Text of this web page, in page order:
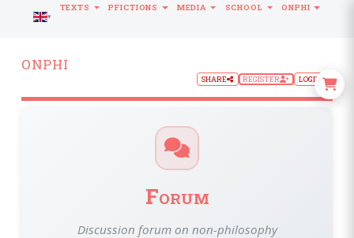
ONPHI
SHARE REGISTER LOGIN
Forum
Discussion forum on non-philosophy
LANGUAGE
TEXTS PFICTIONS MEDIA SCHOOL ONPHI